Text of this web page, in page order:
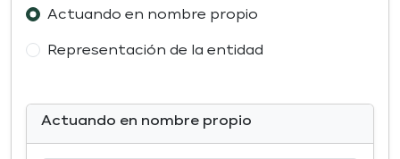
Actuando en nombre propio
Representación de la entidad
Actuando en nombre propio